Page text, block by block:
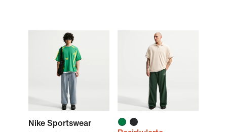
Nike Sportswear